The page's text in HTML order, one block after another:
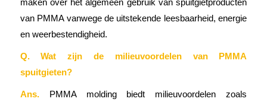
maken over het algemeen gebruik van spuitgietproducten
van PMMA vanwege de uitstekende leesbaarheid, energie
en weerbestendigheid.
Q. Wat zijn de milieuvoordelen van PMMA
spuitgieten?
Ans.PMMA molding biedt milieuvoordelen zoals